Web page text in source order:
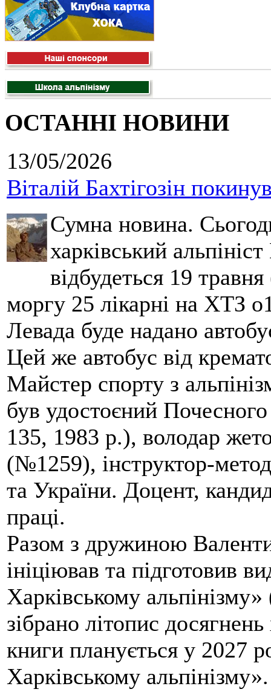
ОСТАННІ НОВИНИ
13/05/2026
Віталій Бахтігозін
Сумна новина.
харківський
відбудеться 19
моргу 25 лікарні на ХТЗ
Левада буде надано
Цей же автобус від
Майстер спорту з
був удостоєний
135, 1983 р.), володар
(№1259), інструктор-
та України. Доцент,
праці.
Разом з дружиною
ініціював та підготовив
Харківському
зібрано літопис
книги планується у 2027
Харківському альпінізму».